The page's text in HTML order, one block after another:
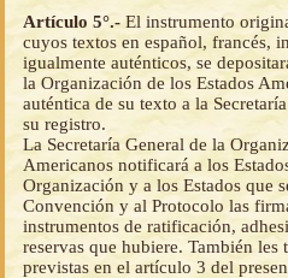
Artículo 5°.- El instrumento
cuyos textos en español, francés,
igualmente auténticos, se
la Organización de los Estados
auténtica de su texto a la
su registro.
La Secretaría General de la
Americanos notificará a los
Organización y a los Estados que
Convención y al Protocolo las
instrumentos de ratificación,
reservas que hubiere. También les
previstas en el artículo 3 del